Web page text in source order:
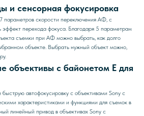
и сенсорная фокусировка
параметров скорости переключения АФ, с
перехода фокуса. Благодаря 5 параметрам
съемки при АФ можно выбрать, как долго
объекте. Выбрать нужный объект можно,
объективы с байонетом E для
автофокусировку с объективами Sony с
характеристиками и функциями для съемок в
линейный привод в объективах Sony с